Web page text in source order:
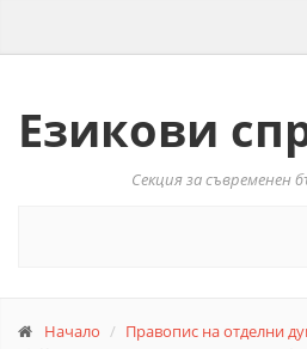
Езикови
Секция за съвременен
Начало
Правопис на отделни